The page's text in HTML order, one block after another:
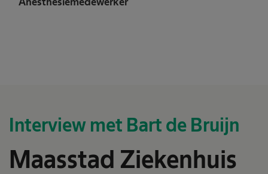
Interview met Bart de Bruijn
Maasstad Ziekenhuis